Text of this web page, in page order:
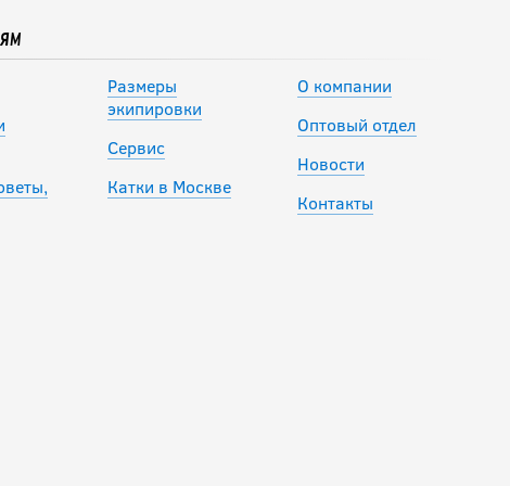
792
Размеры
экипировки
Сервис
Катки в Москве
О компании
Оптовый отдел
Новости
Контакты